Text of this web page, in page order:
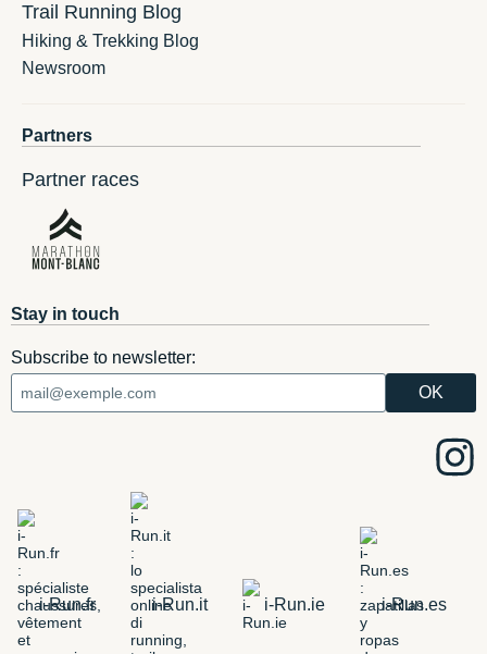
Trail Running Blog
Hiking & Trekking Blog
Newsroom
Partners
Partner races
Stay in touch
Subscribe to newsletter:
i-Run.fr i-Run.it i-Run.ie i-Run.es